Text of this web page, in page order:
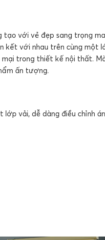
tạo với vẻ đẹp sang trọng
kết với nhau trên cùng một
trong thiết kế nội thất.
ấn tượng.
vải, dễ dàng điều chỉnh